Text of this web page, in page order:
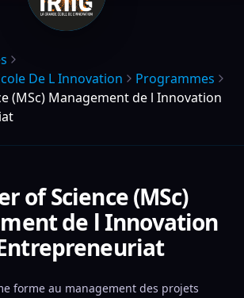
De L Innovation
Programmes
(MSc) Management de l Innovation
of Science (MSc)
de l Innovation
forme au management des projets